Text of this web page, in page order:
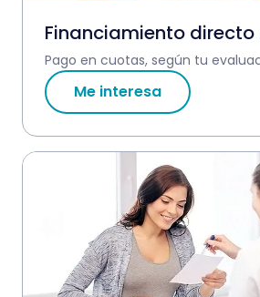
Financiamiento directo
Pago en cuotas, según tu
Me interesa